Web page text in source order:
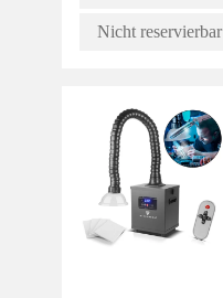
Nicht reservierbar